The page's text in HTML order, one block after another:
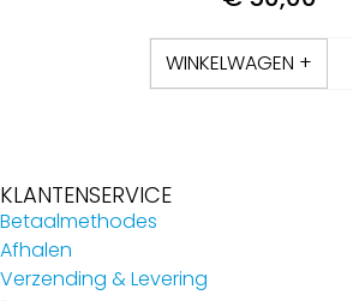
WINKELWAGEN +
KLANTENSERVICE
Betaalmethodes
Afhalen
Verzending & Levering